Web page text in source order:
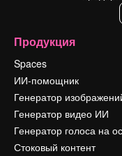
Продукция
Spaces
ИИ-помощник
Генератор
Генератор видео ИИ
Генератор голоса на
Стоковый контент